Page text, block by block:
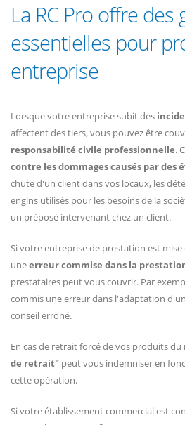
La RC Pro offre des
essentielles pour
entreprise
Lorsque votre entreprise subit des
affectent des tiers, vous pouvez être
responsabilité civile professionnelle.
contre les dommages causés par des
chute d'un client dans vos locaux, les
engins utilisés pour les besoins de la
un préposé intervenant chez un client.
Si votre entreprise de prestation est
uneerreur commise dans la
prestataires peut vous couvrir. Par
commis une erreur dans l'adaptation
conseil erroné.
En cas de retrait forcé de vos produits du
de retrait" peut vous indemniser en
cette opération.
Si votre établissement commercial est